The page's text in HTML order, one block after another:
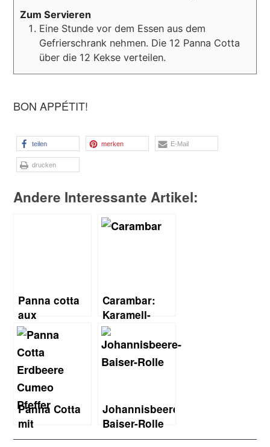
Zum Servieren
Eine Stunde vor dem Essen aus dem
Gefrierschrank nehmen. Die 12 Panna Cotta
über die 12 Kekse verteilen.
BON APPÉTIT!
teilen merken E-Mail
drucken
Andere Interessante Artikel:
Panna cotta
aux
carambars
(Karamell
Panna Cotta)
Carambar:
Karamell-
Bonbon aus
Frankreich
Panna Cotta
mit
Himbeeren
Johannisbeere-
Baiser-Rolle